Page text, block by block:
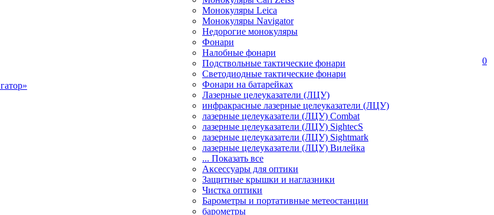
Монокуляры Leica
Монокуляры Navigator
Недорогие монокуляры
Фонари
Налобные фонари
Подствольные тактические фонари
Светодиодные тактические фонари
Фонари на батарейках
Лазерные целеуказатели (ЛЦУ)
инфракрасные лазерные целеуказатели (ЛЦУ)
лазерные целеуказатели (ЛЦУ) Combat
лазерные целеуказатели (ЛЦУ) SightecS
лазерные целеуказатели (ЛЦУ) Sightmark
лазерные целеуказатели (ЛЦУ) Вилейка
... Показать все
Аксессуары для оптики
Защитные крышки и наглазники
Чистка оптики
Барометры и портативные метеостанции
барометры
0